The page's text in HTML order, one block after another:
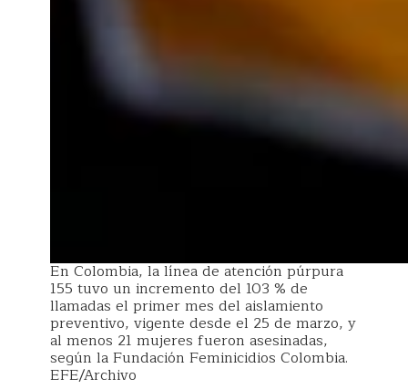
En Colombia, la línea de atención púrpura
155 tuvo un incremento del 103 % de
llamadas el primer mes del aislamiento
preventivo, vigente desde el 25 de marzo, y
al menos 21 mujeres fueron asesinadas,
según la Fundación Feminicidios Colombia.
EFE/Archivo